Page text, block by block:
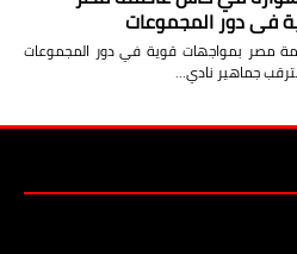
في دور المجموعات
مصر بمواجهات قوية في دور المجموعات
جماهير نادي…